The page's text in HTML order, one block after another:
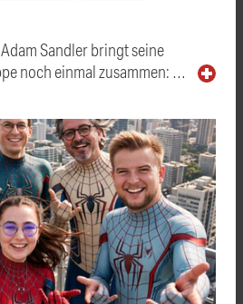
Sandler bringt seine
noch einmal zusammen: …